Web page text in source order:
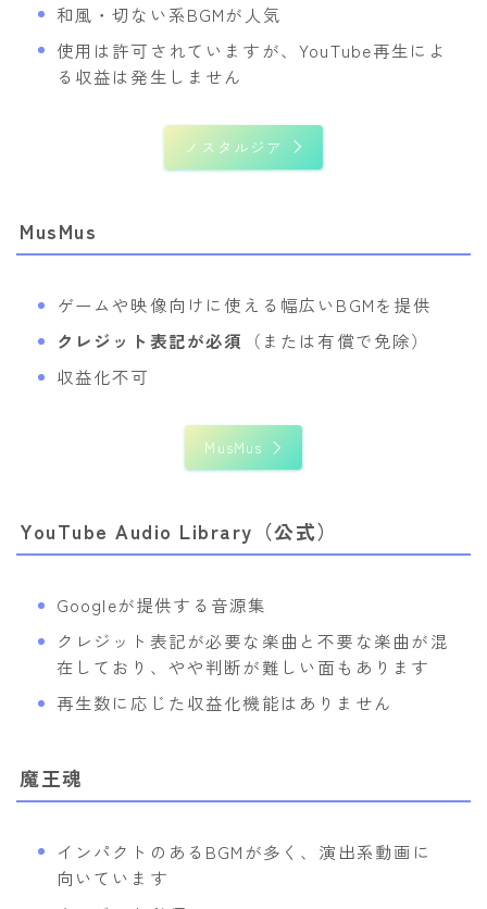
和風・切ない系BGMが人気
使用は許可されていますが、YouTube再生によ
る収益は発生しません
ノスタルジア
MusMus
ゲームや映像向けに使える幅広いBGMを提供
クレジット表記が必須
（または有償で免除）
収益化不可
MusMus
YouTube Audio Library（公式）
Googleが提供する音源集
クレジット表記が必要な楽曲と不要な楽曲が混
在しており、やや判断が難しい面もあります
再生数に応じた収益化機能はありません
魔王魂
インパクトのあるBGMが多く、演出系動画に
向いています